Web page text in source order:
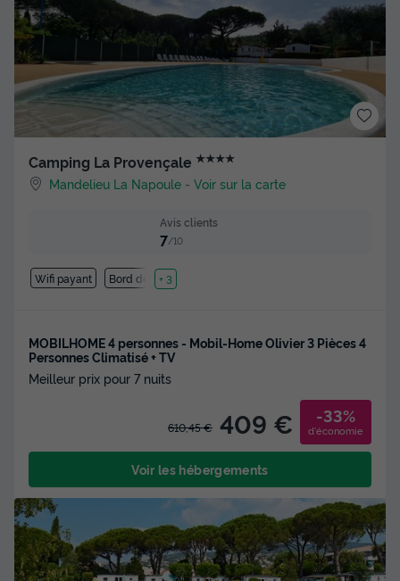
Camping La Provençale ★★★★
Mandelieu La Napoule -Voir sur la carte
Avis clients
7/10
Wifi payant Bord de mer
+ 3
MOBILHOME 4 personnes - Mobil-Home Olivier 3 Pièces 4
Personnes Climatisé + TV
Meilleur prix pour 7 nuits
610,45 € 409 € -33%
d'économie
Voir les hébergements